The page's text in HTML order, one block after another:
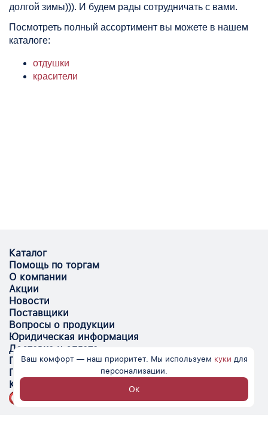
долгой зимы))). И будем рады сотрудничать с вами.
Посмотреть полный ассортимент вы можете в нашем
каталоге:
отдушки
красители
Каталог
Помощь по торгам
О компании
Акции
Новости
Поставщики
Вопросы о продукции
Юридическая информация
Доставка и оплата
Поставщикам
Помощь
Контакты
Ваш комфорт — наш приоритет. Мы используем куки для
персонализации.
Ок